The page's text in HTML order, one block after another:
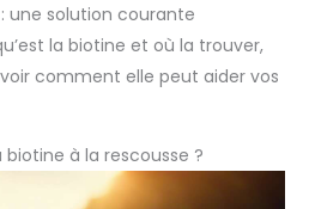
une solution courante
la biotine et où la trouver,
comment elle peut aider vos
à la rescousse ?